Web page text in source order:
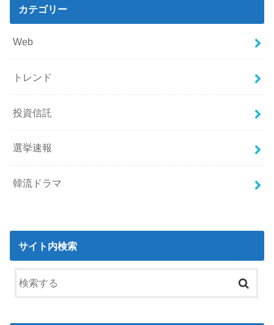
カテゴリー
Web
トレンド
投資信託
選挙速報
韓流ドラマ
サイト内検索